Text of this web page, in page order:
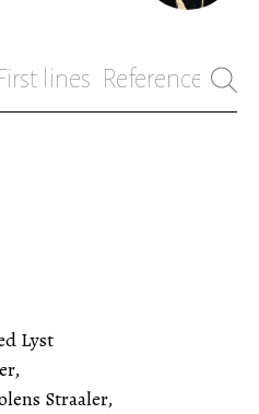
lines References
Lyst
Straaler,